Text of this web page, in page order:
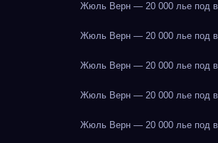
Жюль Верн — 20 000 лье под
Жюль Верн — 20 000 лье под
Жюль Верн — 20 000 лье под
Жюль Верн — 20 000 лье под
Жюль Верн — 20 000 лье под